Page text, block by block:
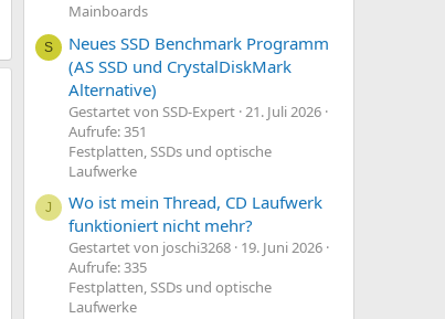
Mainboards
S
Neues SSD Benchmark Programm
(AS SSD und CrystalDiskMark
Alternative)
Gestartet von SSD-Expert 21. Juli 2026
Aufrufe: 351
Festplatten, SSDs und optische
Laufwerke
J
Wo ist mein Thread, CD Laufwerk
funktioniert nicht mehr?
Gestartet von joschi3268 19. Juni 2026
Aufrufe: 335
Festplatten, SSDs und optische
Laufwerke